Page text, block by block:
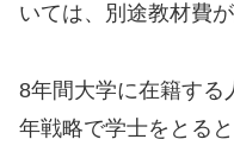
いては、別途教材費
8年間大学に在籍する
年戦略で学士をとる